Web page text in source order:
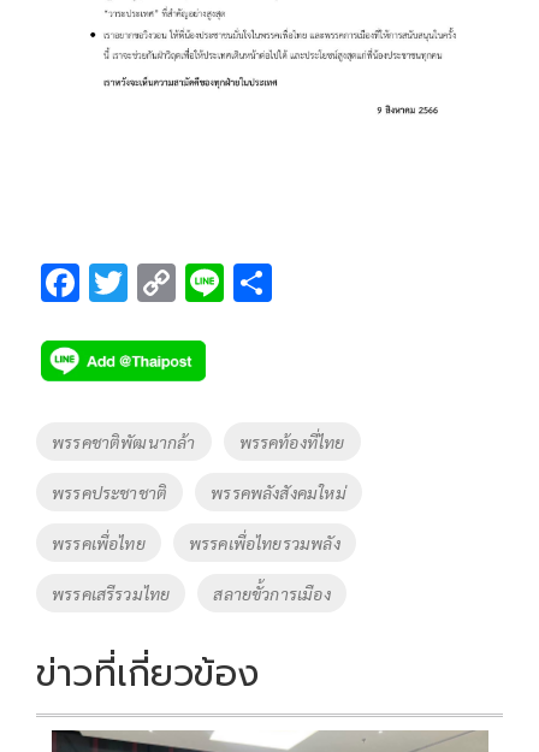
F
e
b
o
o
k
T
tt
er
C
p
y
Li
Li
Tags
พรรคชาติพัฒนากล้า พรรคท้องที่ไทย
พรรคประชาชาติ พรรคพลังสังคมใหม่
พรรคเพื่อไทย พรรคเพื่อไทยรวมพลัง
พรรคเสรีรวมไทย สลายขั้วการเมือง
ข่าวที่เกี่ยวข้อง